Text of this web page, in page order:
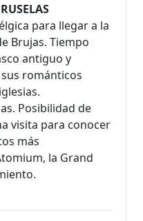
para llegar a la
Brujas. Tiempo
antiguo y
románticos
Posibilidad de
visita para conocer
más
la Grand